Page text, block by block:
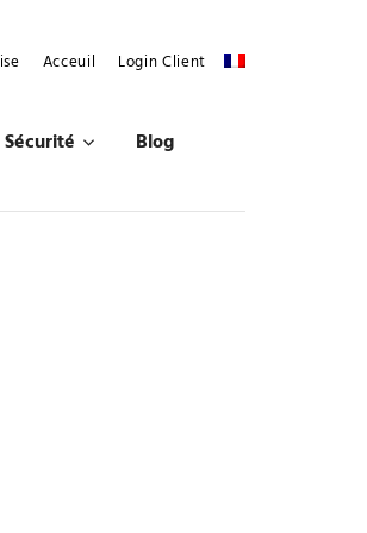
Acceuil Login Client
Sécurité Blog